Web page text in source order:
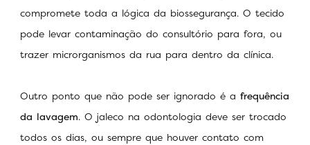
compromete toda a lógica da biossegurança. O tecido
pode levar contaminação do consultório para fora, ou
trazer microrganismos da rua para dentro da clínica.
Outro ponto que não pode ser ignorado é a frequência
da lavagem. O jaleco na odontologia deve ser trocado
todos os dias, ou sempre que houver contato com